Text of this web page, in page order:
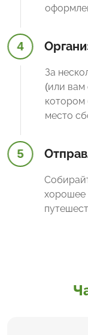
4
За
(или вам
котором
место
5
хорошее